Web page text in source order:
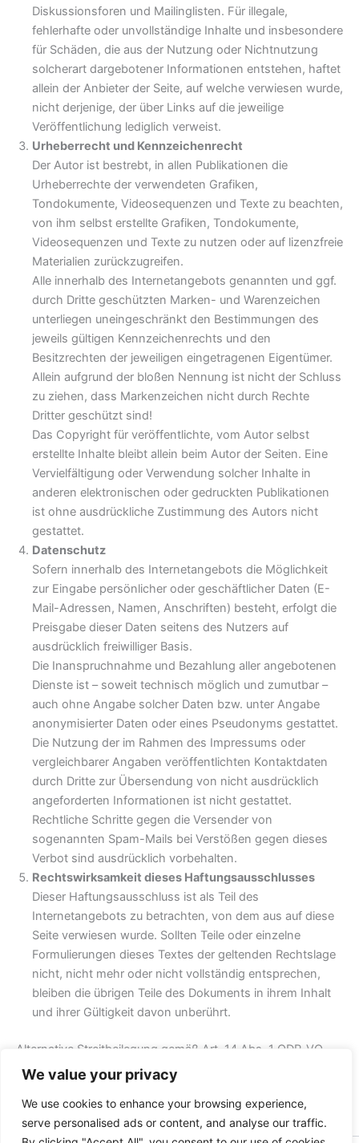
We value your privacy
We use cookies to enhance your browsing experience,
serve personalised ads or content, and analyse our traffic.
Diskussionsforen und Mailinglisten. Für illegale,
fehlerhafte oder unvollständige Inhalte und insbesondere
für Schäden, die aus der Nutzung oder Nichtnutzung
solcherart dargebotener Informationen entstehen, haftet
allein der Anbieter der Seite, auf welche verwiesen wurde,
nicht derjenige, der über Links auf die jeweilige
Veröffentlichung lediglich verweist.
Urheberrecht und Kennzeichenrecht
Der Autor ist bestrebt, in allen Publikationen die
Urheberrechte der verwendeten Grafiken,
Tondokumente, Videosequenzen und Texte zu beachten,
von ihm selbst erstellte Grafiken, Tondokumente,
Videosequenzen und Texte zu nutzen oder auf lizenzfreie
Materialien zurückzugreifen.
Alle innerhalb des Internetangebots genannten und ggf.
durch Dritte geschützten Marken- und Warenzeichen
unterliegen uneingeschränkt den Bestimmungen des
jeweils gültigen Kennzeichenrechts und den
Besitzrechten der jeweiligen eingetragenen Eigentümer.
Allein aufgrund der bloßen Nennung ist nicht der Schluss
zu ziehen, dass Markenzeichen nicht durch Rechte
Dritter geschützt sind!
Das Copyright für veröffentlichte, vom Autor selbst
erstellte Inhalte bleibt allein beim Autor der Seiten. Eine
Vervielfältigung oder Verwendung solcher Inhalte in
anderen elektronischen oder gedruckten Publikationen
ist ohne ausdrückliche Zustimmung des Autors nicht
gestattet.
Datenschutz
Sofern innerhalb des Internetangebots die Möglichkeit
zur Eingabe persönlicher oder geschäftlicher Daten (E-
Mail-Adressen, Namen, Anschriften) besteht, erfolgt die
Preisgabe dieser Daten seitens des Nutzers auf
ausdrücklich freiwilliger Basis.
Die Inanspruchnahme und Bezahlung aller angebotenen
Dienste ist – soweit technisch möglich und zumutbar –
auch ohne Angabe solcher Daten bzw. unter Angabe
anonymisierter Daten oder eines Pseudonyms gestattet.
Die Nutzung der im Rahmen des Impressums oder
vergleichbarer Angaben veröffentlichten Kontaktdaten
durch Dritte zur Übersendung von nicht ausdrücklich
angeforderten Informationen ist nicht gestattet.
Rechtliche Schritte gegen die Versender von
sogenannten Spam-Mails bei Verstößen gegen dieses
Verbot sind ausdrücklich vorbehalten.
Rechtswirksamkeit dieses Haftungsausschlusses
Dieser Haftungsausschluss ist als Teil des
Internetangebots zu betrachten, von dem aus auf diese
Seite verwiesen wurde. Sollten Teile oder einzelne
Formulierungen dieses Textes der geltenden Rechtslage
nicht, nicht mehr oder nicht vollständig entsprechen,
bleiben die übrigen Teile des Dokuments in ihrem Inhalt
und ihrer Gültigkeit davon unberührt.
Alternative Streitbeilegung gemäß Art. 14 Abs. 1 ODR-VO
und § 36 VSBG:
Zur Teilnahme an einem Streitbeilegungsverfahren vor einer
Verbraucherschlichtungsstelle sind wir nicht verpflichtet
und nicht bereit.